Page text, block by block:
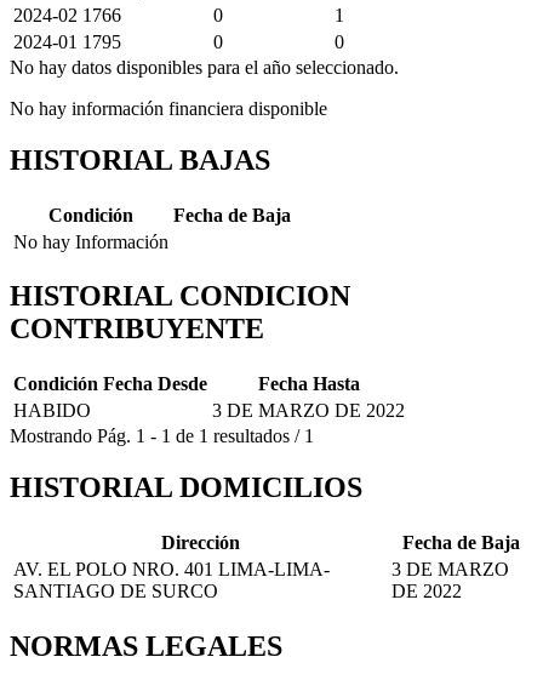
2024-02 1766 0
1
2024-01 1795 0
0
No hay datos disponibles para el año seleccionado.
No hay información financiera disponible
HISTORIAL BAJAS
Condición
Fecha de Baja
No hay Información
HISTORIAL CONDICION
CONTRIBUYENTE
Condición Fecha Desde
Fecha Hasta
HABIDO
3 DE MARZO DE 2022
Mostrando Pág. 1 - 1 de 1 resultados / 1
HISTORIAL DOMICILIOS
Dirección
Fecha de Baja
AV. EL POLO NRO. 401 LIMA-LIMA-
SANTIAGO DE SURCO
3 DE MARZO
DE 2022
NORMAS LEGALES